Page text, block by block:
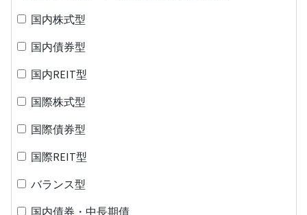
国内株式型
国内債券型
国内REIT型
国際株式型
国際債券型
国際REIT型
バランス型
国内債券・中長期債